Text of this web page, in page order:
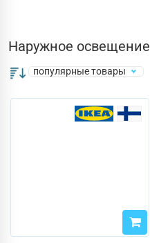
Наружное освещение
популярные товары